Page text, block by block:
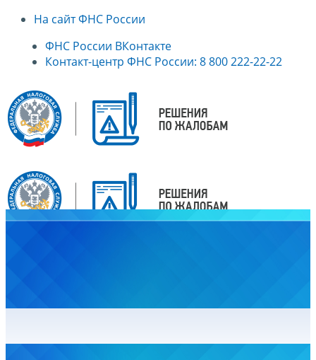
На сайт ФНС России
ФНС России ВКонтакте
Контакт-центр ФНС России: 8 800 222-22-22